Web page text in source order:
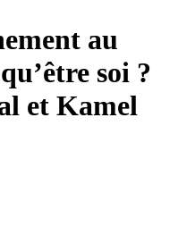
au
soi ?
et Kamel